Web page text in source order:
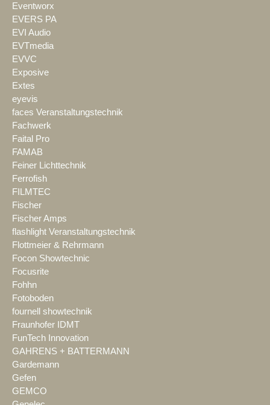
Eventworx
EVERS PA
EVI Audio
EVTmedia
EVVC
Exposive
Extes
eyevis
faces Veranstaltungstechnik
Fachwerk
Faital Pro
FAMAB
Feiner Lichttechnik
Ferrofish
FILMTEC
Fischer
Fischer Amps
flashlight Veranstaltungstechnik
Flottmeier & Rehrmann
Focon Showtechnic
Focusrite
Fohhn
Fotoboden
fournell showtechnik
Fraunhofer IDMT
FunTech Innovation
GAHRENS + BATTERMANN
Gardemann
Gefen
GEMCO